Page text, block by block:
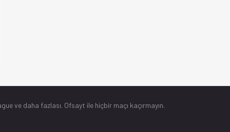
ve daha fazlası. Ofsayt ile hiçbir maçı kaçırmayın.